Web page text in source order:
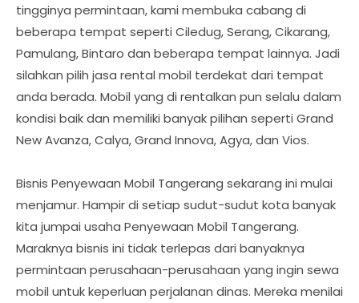
tingginya permintaan, kami membuka cabang di
beberapa tempat seperti Ciledug, Serang, Cikarang,
Pamulang, Bintaro dan beberapa tempat lainnya. Jadi
silahkan pilih jasa rental mobil terdekat dari tempat
anda berada. Mobil yang di rentalkan pun selalu dalam
kondisi baik dan memiliki banyak pilihan seperti Grand
New Avanza, Calya, Grand Innova, Agya, dan Vios.
Bisnis Penyewaan Mobil Tangerang sekarang ini mulai
menjamur. Hampir di setiap sudut-sudut kota banyak
kita jumpai usaha Penyewaan Mobil Tangerang.
Maraknya bisnis ini tidak terlepas dari banyaknya
permintaan perusahaan-perusahaan yang ingin sewa
mobil untuk keperluan perjalanan dinas. Mereka menilai